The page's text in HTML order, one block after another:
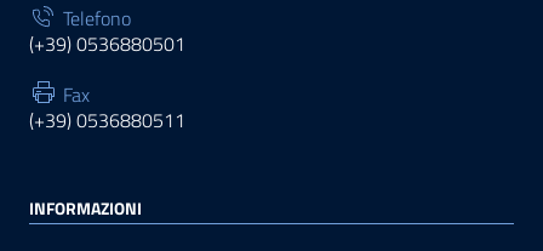
Telefono
(+39) 0536880501
Fax
(+39) 0536880511
INFORMAZIONI